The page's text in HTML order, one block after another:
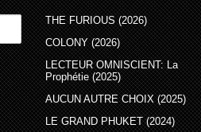
THE FURIOUS (2026)
COLONY (2026)
LECTEUR OMNISCIENT: La
Prophétie (2025)
AUCUN AUTRE CHOIX (2025)
LE GRAND PHUKET (2024)